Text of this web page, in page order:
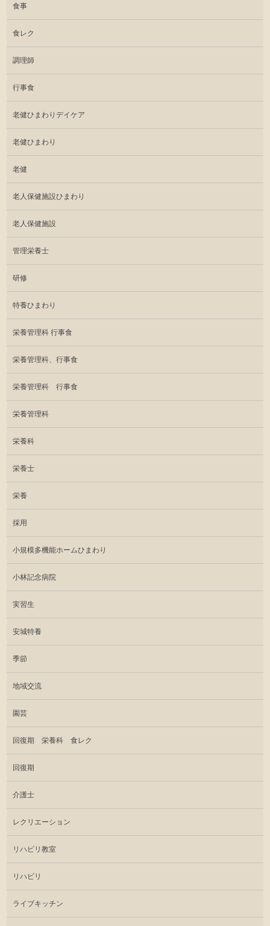
食事
食レク
調理師
行事食
老健ひまわりデイケア
老健ひまわり
老健
老人保健施設ひまわり
老人保健施設
管理栄養士
研修
特養ひまわり
栄養管理科 行事食
栄養管理科、行事食
栄養管理科 行事食
栄養管理科
栄養科
栄養士
栄養
採用
小規模多機能ホームひまわり
小林記念病院
実習生
安城特養
季節
地域交流
園芸
回復期 栄養科 食レク
回復期
介護士
レクリエーション
リハビリ教室
リハビリ
ライブキッチン